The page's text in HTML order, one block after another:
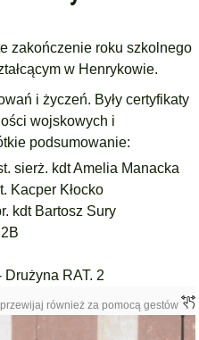
zakończenie roku szkolnego
w Henrykowie.
i życzeń. Były certyfikaty
wojskowych i
podsumowanie:
sierż. kdt Amelia Manacka
Kacper Kłocko
kdt Bartosz Sury
RAT. 2
przewijaj również za pomocą gestów